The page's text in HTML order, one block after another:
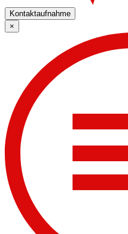
Kontaktaufnahme
×